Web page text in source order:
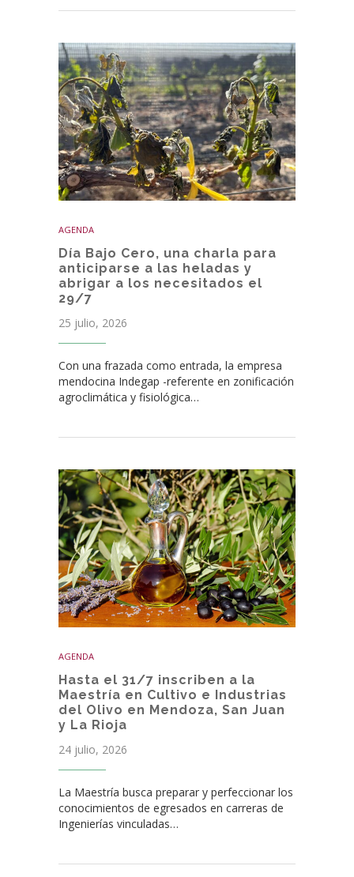
AGENDA
Día Bajo Cero, una charla para
anticiparse a las heladas y
abrigar a los necesitados el
29/7
25 julio, 2026
Con una frazada como entrada, la empresa
mendocina Indegap -referente en zonificación
agroclimática y fisiológica…
AGENDA
Hasta el 31/7 inscriben a la
Maestría en Cultivo e Industrias
del Olivo en Mendoza, San Juan
y La Rioja
24 julio, 2026
La Maestría busca preparar y perfeccionar los
conocimientos de egresados en carreras de
Ingenierías vinculadas…